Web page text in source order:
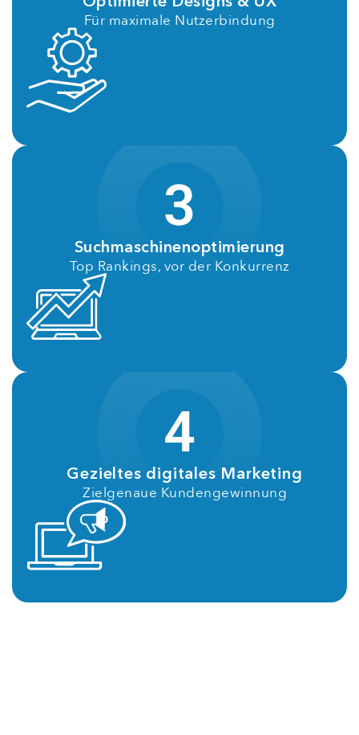
Für maximale Nutzerbindung
3
Suchmaschinenoptimierung
Top Rankings, vor der Konkurrenz
4
Gezieltes digitales Marketing
Zielgenaue Kundengewinnung